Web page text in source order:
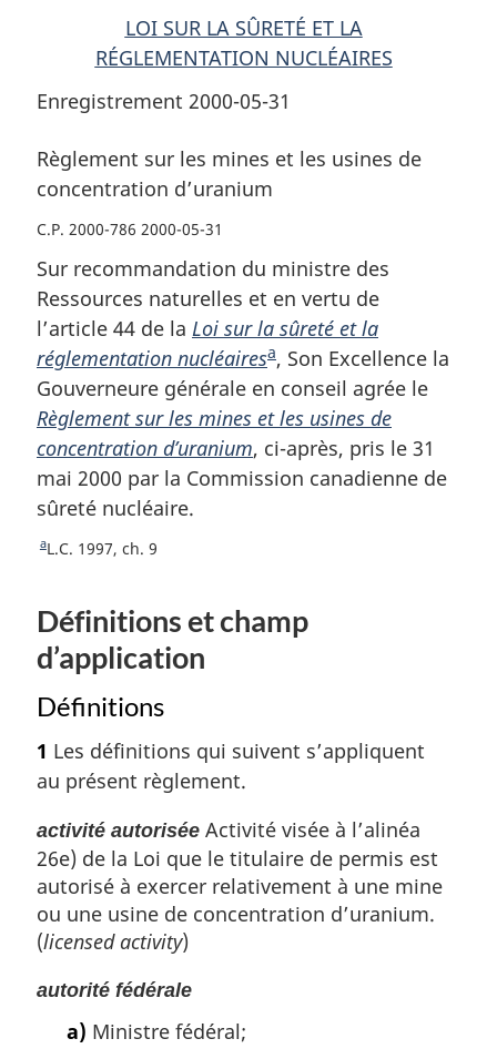
LOI SUR LA SÛRETÉ ET LA
RÉGLEMENTATION NUCLÉAIRES
Enregistrement 2000-05-31
Règlement sur les mines et les usines de
concentration d’uranium
C.P. 2000-786 2000-05-31
Sur recommandation du ministre des
Ressources naturelles et en vertu de
l’article 44 de la Loi sur la sûreté et la
réglementation nucléairesN
o
t
e
d
d
g
a, Son Excellence la
Gouverneure générale en conseil agrée le
Règlement sur les mines et les usines de
concentration d’uranium, ci-après, pris le 31
mai 2000 par la Commission canadienne de
sûreté nucléaire.
R
o
u
r
à
l
a
é
é
r
e
n
c
d
aL.C. 1997, ch. 9
Définitions et champ
d’application
Définitions
1 Les définitions qui suivent s’appliquent
au présent règlement.
activité autorisée Activité visée à l’alinéa
26e) de la Loi que le titulaire de permis est
autorisé à exercer relativement à une mine
ou une usine de concentration d’uranium.
(licensed activity)
autorité fédérale
a) Ministre fédéral;